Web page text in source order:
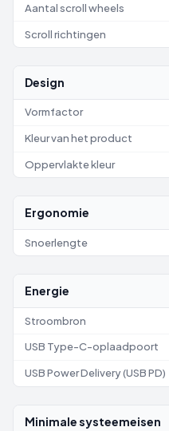
Aantal scroll wheels
Scroll richtingen
Design
Vormfactor
Kleur van het product
Oppervlakte kleur
Ergonomie
Snoerlengte
Energie
Stroombron
USB Type-C-oplaadpoort
USB Power Delivery (USB PD)
Minimale systeemeisen